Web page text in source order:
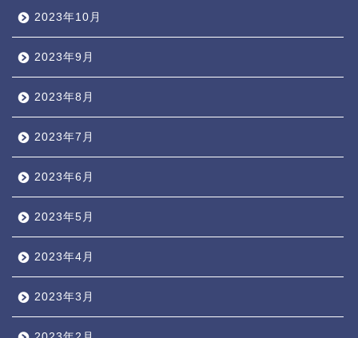
2023年10月
2023年9月
2023年8月
2023年7月
2023年6月
2023年5月
2023年4月
2023年3月